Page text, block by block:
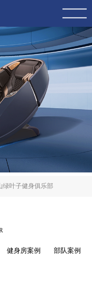
绿叶子健身俱乐部
健身房案例 部队案例